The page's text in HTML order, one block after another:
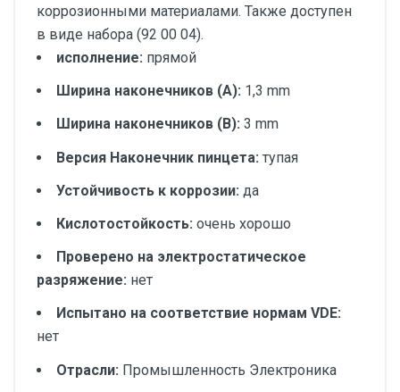
коррозионными материалами. Также доступен
в виде набора (92 00 04).
исполнение: прямой
Ширина наконечников (A): 1,3 mm
Ширина наконечников (B): 3 mm
Версия Наконечник пинцета: тупая
Устойчивость к коррозии: да
Кислотостойкость: очень хорошо
Проверено на электростатическое
разряжение: нет
Испытано на соответствие нормам VDE:
нет
Отрасли: Промышленность Электроника